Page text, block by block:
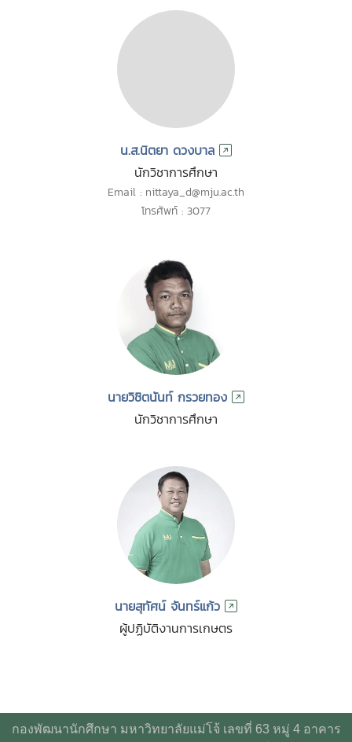
น.ส.นิตยา ดวงบาล
นักวิชาการศึกษา
Email : nittaya_d@mju.ac.th
โทรศัพท์ : 3077
นายวิชิตนันท์ กรวยทอง
นักวิชาการศึกษา
นายสุทัศน์ จันทร์แก้ว
ผู้ปฏิบัติงานการเกษตร
กองพัฒนานักศึกษา มหาวิทยาลัยแม่โจ้ เลขที่ 63 หมู่ 4 อาคาร